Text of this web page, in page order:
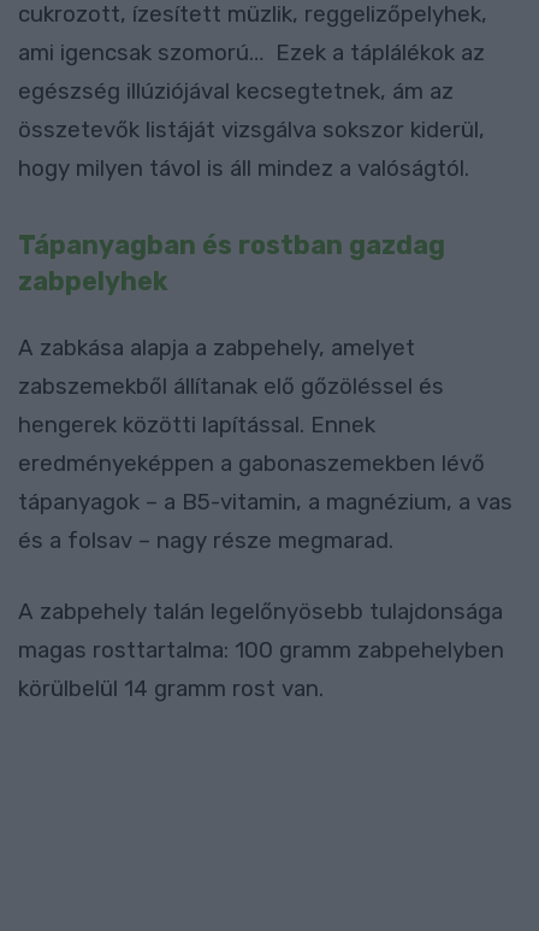
cukrozott, ízesített müzlik, reggelizőpelyhek,
ami igencsak szomorú… Ezek a táplálékok az
egészség illúziójával kecsegtetnek, ám az
összetevők listáját vizsgálva sokszor kiderül,
hogy milyen távol is áll mindez a valóságtól.
Tápanyagban és rostban gazdag
zabpelyhek
A zabkása alapja a zabpehely, amelyet
zabszemekből állítanak elő gőzöléssel és
hengerek közötti lapítással. Ennek
eredményeképpen a gabonaszemekben lévő
tápanyagok – a B5-vitamin, a magnézium, a vas
és a folsav – nagy része megmarad.
A zabpehely talán legelőnyösebb tulajdonsága
magas rosttartalma: 100 gramm zabpehelyben
körülbelül 14 gramm rost van.